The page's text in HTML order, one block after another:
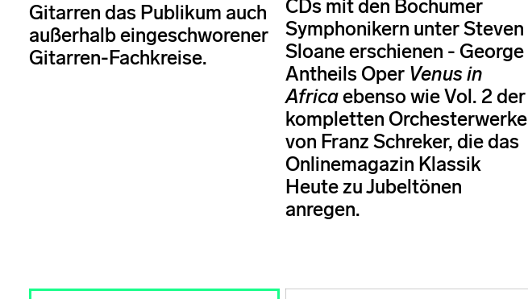
Gitarren das Publikum auch
außerhalb eingeschworener
Gitarren-Fachkreise.
CDs mit den Bochumer
Symphonikern unter Steven
Sloane erschienen - George
Antheils Oper Venus in
Africaebenso wie Vol. 2 der
kompletten Orchesterwerke
von Franz Schreker, die das
Onlinemagazin Klassik
Heute zu Jubeltönen
anregen.